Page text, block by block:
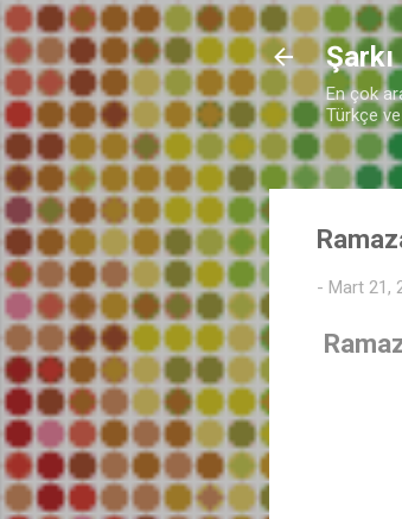
En çok
Türkçe
- Mart 21,